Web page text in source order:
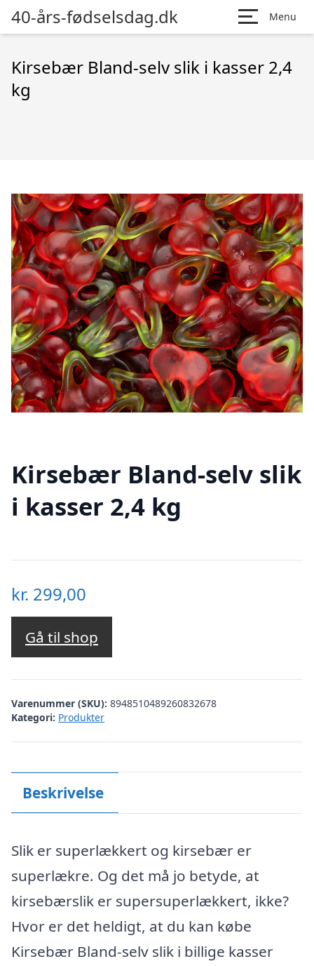
40-års-fødselsdag.dk Menu
Kirsebær Bland-selv slik i kasser 2,4
kg
Kirsebær Bland-selv slik
i kasser 2,4 kg
kr. 299,00
Gå til shop
Varenummer (SKU): 8948510489260832678
Kategori: Produkter
Beskrivelse
Slik er superlækkert og kirsebær er
superlækre. Og det må jo betyde, at
kirsebærslik er supersuperlækkert, ikke?
Hvor er det heldigt, at du kan købe
Kirsebær Bland-selv slik i billige kasser